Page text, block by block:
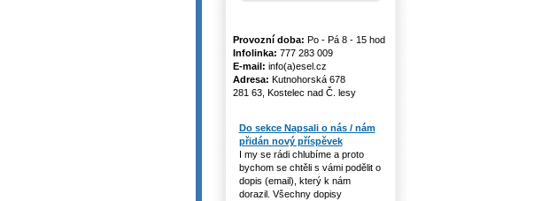
Provozní doba: Po - Pá 8 - 15 hod
Infolinka: 777 283 009
E-mail: info(a)esel.cz
Adresa: Kutnohorská 678
281 63, Kostelec nad Č. lesy
Do sekce Napsali o nás / nám
přidán nový příspěvek
I my se rádi chlubíme a proto
bychom se chtěli s vámi podělit o
dopis (email), který k nám
dorazil. Všechny dopisy